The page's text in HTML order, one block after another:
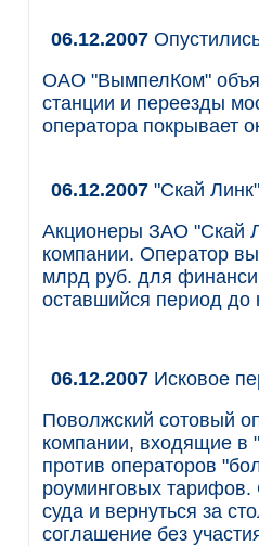
06.12.2007
ОАО "ВымпелКом"
станции и переезды
оператора покрывает
06.12.2007 "Скай
Акционеры ЗАО "Скай
компании. Оператор
млрд руб. для
оставшийся период до
06.12.2007 Исковое
Поволжский сотовый
компании, входящие в
против операторов
роуминговых
суда и вернуться за
соглашение без